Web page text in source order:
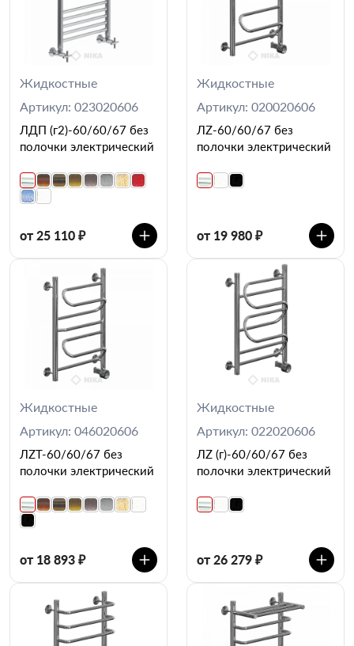
Жидкостные
Артикул: 023020606
ЛДП (г2)-60/60/67 без
полочки электрический
от 25 110 ₽
Жидкостные
Артикул: 020020606
ЛZ-60/60/67 без
полочки электрический
от 19 980 ₽
Жидкостные
Артикул: 046020606
ЛZT-60/60/67 без
полочки электрический
от 18 893 ₽
Жидкостные
Артикул: 022020606
ЛZ (г)-60/60/67 без
полочки электрический
от 26 279 ₽